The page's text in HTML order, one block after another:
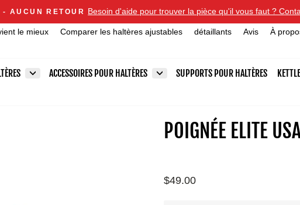
Diaporama
Pause
Announcements
AUCUN RETOUR Besoin d'aide pour trouver la pièce qu'il vous faut ?
le mieux Comparer les haltères ajustables détaillants Avis À
ACCESSOIRES POUR HALTÈRES SUPPORTS POUR HALTÈRES
POIGNÉE ELITE
Prix
$49.00